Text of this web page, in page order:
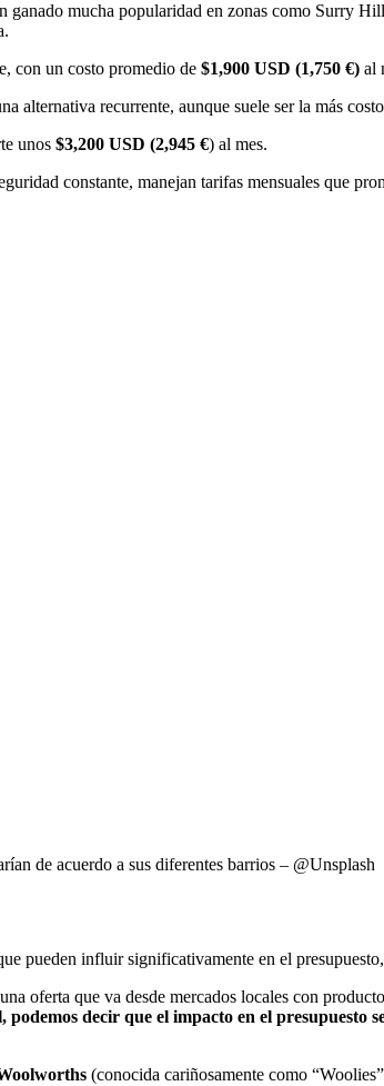
ganado mucha popularidad en zonas como Surry
con un costo promedio de $1,900 USD (1,750 €) al
alternativa recurrente, aunque suele ser la más
unos $3,200 USD (2,945 €) al mes.
constante, manejan tarifas mensuales que
de acuerdo a sus diferentes barrios – @Unsplash
pueden influir significativamente en el
oferta que va desde mercados locales con
decir que el impacto en el presupuesto
(conocida cariñosamente como